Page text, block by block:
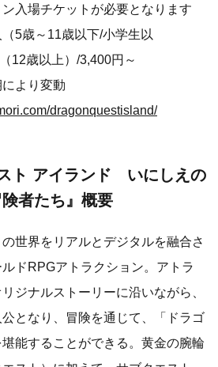
入場チケットが必要となります
5歳～11歳以下/小学生以
12歳以上）/3,400円～
より変動
dragonquestisland/
ト アイランド いにしえの
者たち』概要
の世界をリアルとデジタルを融合さ
ドRPGアトラクション。アトラ
ジナルストーリーに沿いながら、
となり、冒険を通じて、「ドラゴ
能することができる。黄金の腕輪